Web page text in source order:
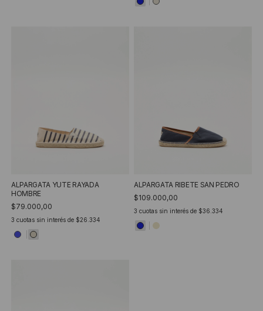
ALPARGATA YUTE RAYADA
HOMBRE
$79.000,00
3 cuotas sin interés de $26.334
ALPARGATA RIBETE SAN PEDRO
$109.000,00
3 cuotas sin interés de $36.334